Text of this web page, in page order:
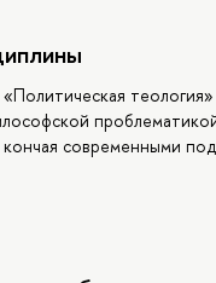
современными